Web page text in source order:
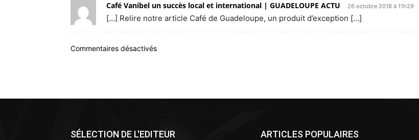
Café Vanibel un succès local et international | GUADELOUPE ACTU 26 octobre 2018 à 11h29
[…] Relire notre article Café de Guadeloupe, un produit d’exception […]
Commentaires désactivés
SÉLECTION DE L'EDITEUR ARTICLES POPULAIRES